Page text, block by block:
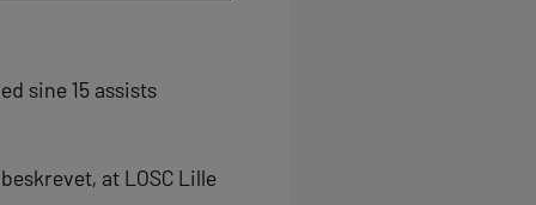
sine 15 assists
at LOSC Lille